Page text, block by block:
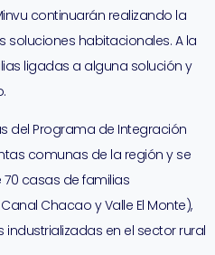
continuarán realizando la
soluciones habitacionales. A la
ligadas a alguna solución y
del Programa de Integración
comunas de la región y se
casas de familias
Chacao y Valle El Monte),
en el sector rural